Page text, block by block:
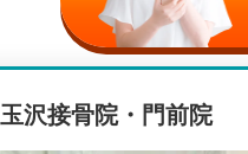
玉沢接骨院・門前院